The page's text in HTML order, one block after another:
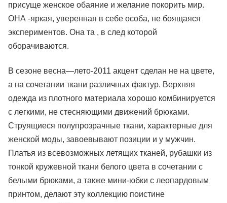
присуще женское обаяние и желание покорить мир.
ОНА -яркая, уверенная в себе особа, не боящаяся
экспериментов. Она та , в след которой
оборачиваются.
В сезоне весна—лето-2011 акцент сделан не на цвете,
а на сочетании ткани различных фактур. Верхняя
одежда из плотного материала хорошо комбинируется
с легкими, не стесняющими движений брюками.
Струящиеся полупрозрачные ткани, характерные для
женской моды, завоевывают позиции и у мужчин.
Платья из всевозможных летящих тканей, рубашки из
тонкой кружевной ткани белого цвета в сочетании с
белыми брюками, а также мини-юбки с леопардовым
принтом, делают эту коллекцию поистине